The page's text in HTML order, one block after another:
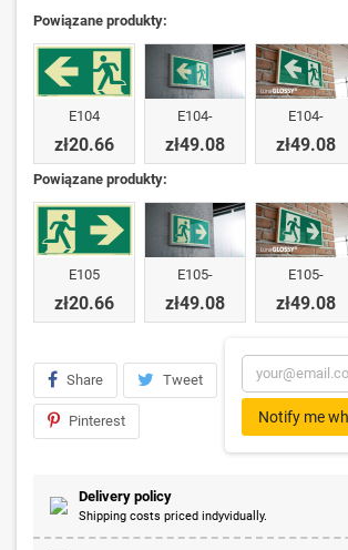
Powiązane produkty:
E104
zł20.66
E104-
zł49.08
E104-
zł49.08
Powiązane produkty:
E105
zł20.66
E105-
zł49.08
E105-
zł49.08
Share Tweet
Pinterest Notify me
Delivery policy
Shipping costs priced indyvidually.